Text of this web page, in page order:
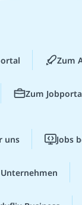
Zum
Zum
uns Jobs